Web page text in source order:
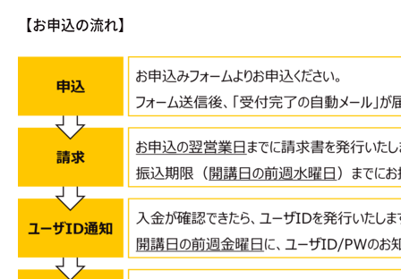
【お申込の流れ】